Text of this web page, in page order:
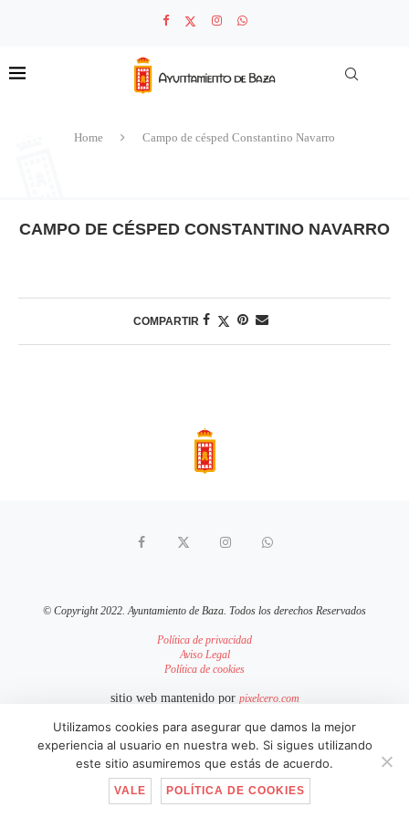
Home Campo de césped Constantino Navarro
CAMPO DE CÉSPED CONSTANTINO NAVARRO
COMPARTIR
© Copyright 2022. Ayuntamiento de Baza. Todos los derechos Reservados
Política de privacidad
Aviso Legal
Política de cookies
sitio web mantenido por pixelcero.com
IR ARRIBA
Utilizamos cookies para asegurar que damos la mejor
experiencia al usuario en nuestra web. Si sigues utilizando
este sitio asumiremos que estás de acuerdo.
VALE POLÍTICA DE COOKIES